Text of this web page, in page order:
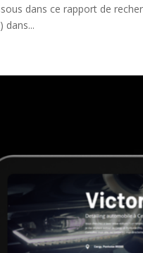
dans ce rapport de
dans...